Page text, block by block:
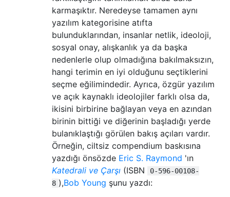
karmaşıktır. Neredeyse tamamen aynı
yazılım kategorisine atıfta
bulunduklarından, insanlar netlik, ideoloji,
sosyal onay, alışkanlık ya da başka
nedenlerle olup olmadığına bakılmaksızın,
hangi terimin en iyi olduğunu seçtiklerini
seçme eğilimindedir. Ayrıca, özgür yazılım
ve açık kaynaklı ideolojiler farklı olsa da,
ikisini birbirine bağlayan veya en azından
birinin bittiği ve diğerinin başladığı yerde
bulanıklaştığı görülen bakış açıları vardır.
Örneğin, ciltsiz compendium baskısına
yazdığı önsözde Eric S. Raymond 'ın
Katedrali ve Çarşı (ISBN
0-596-00108-
8 ),Bob Young şunu yazdı: